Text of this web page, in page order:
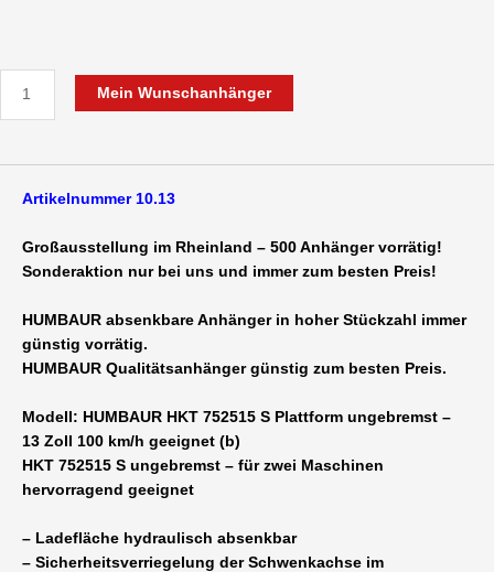
Mein Wunschanhänger
Artikelnummer 10.13
Großausstellung im Rheinland – 500 Anhänger vorrätig!
Sonderaktion nur bei uns und immer zum besten Preis!
HUMBAUR absenkbare Anhänger in hoher Stückzahl immer
günstig vorrätig.
HUMBAUR Qualitätsanhänger günstig zum besten Preis.
Modell: HUMBAUR HKT 752515 S Plattform ungebremst –
13 Zoll 100 km/h geeignet (b)
HKT 752515 S ungebremst – für zwei Maschinen
hervorragend geeignet
– Ladefläche hydraulisch absenkbar
– Sicherheitsverriegelung der Schwenkachse im